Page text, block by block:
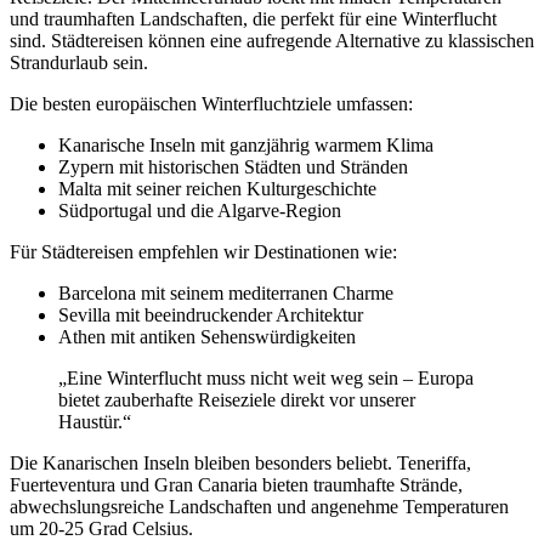
und traumhaften Landschaften, die perfekt für eine Winterflucht
sind. Städtereisen können eine aufregende Alternative zu klassischen
Strandurlaub sein.
Die besten europäischen Winterfluchtziele umfassen:
Kanarische Inseln mit ganzjährig warmem Klima
Zypern mit historischen Städten und Stränden
Malta mit seiner reichen Kulturgeschichte
Südportugal und die Algarve-Region
Für Städtereisen empfehlen wir Destinationen wie:
Barcelona mit seinem mediterranen Charme
Sevilla mit beeindruckender Architektur
Athen mit antiken Sehenswürdigkeiten
„Eine Winterflucht muss nicht weit weg sein – Europa
bietet zauberhafte Reiseziele direkt vor unserer
Haustür.“
Die Kanarischen Inseln bleiben besonders beliebt. Teneriffa,
Fuerteventura und Gran Canaria bieten traumhafte Strände,
abwechslungsreiche Landschaften und angenehme Temperaturen
um 20-25 Grad Celsius.